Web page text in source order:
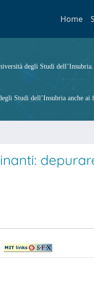
Home
degli Studi dell’Insubria.
Studi dell’Insubria anche